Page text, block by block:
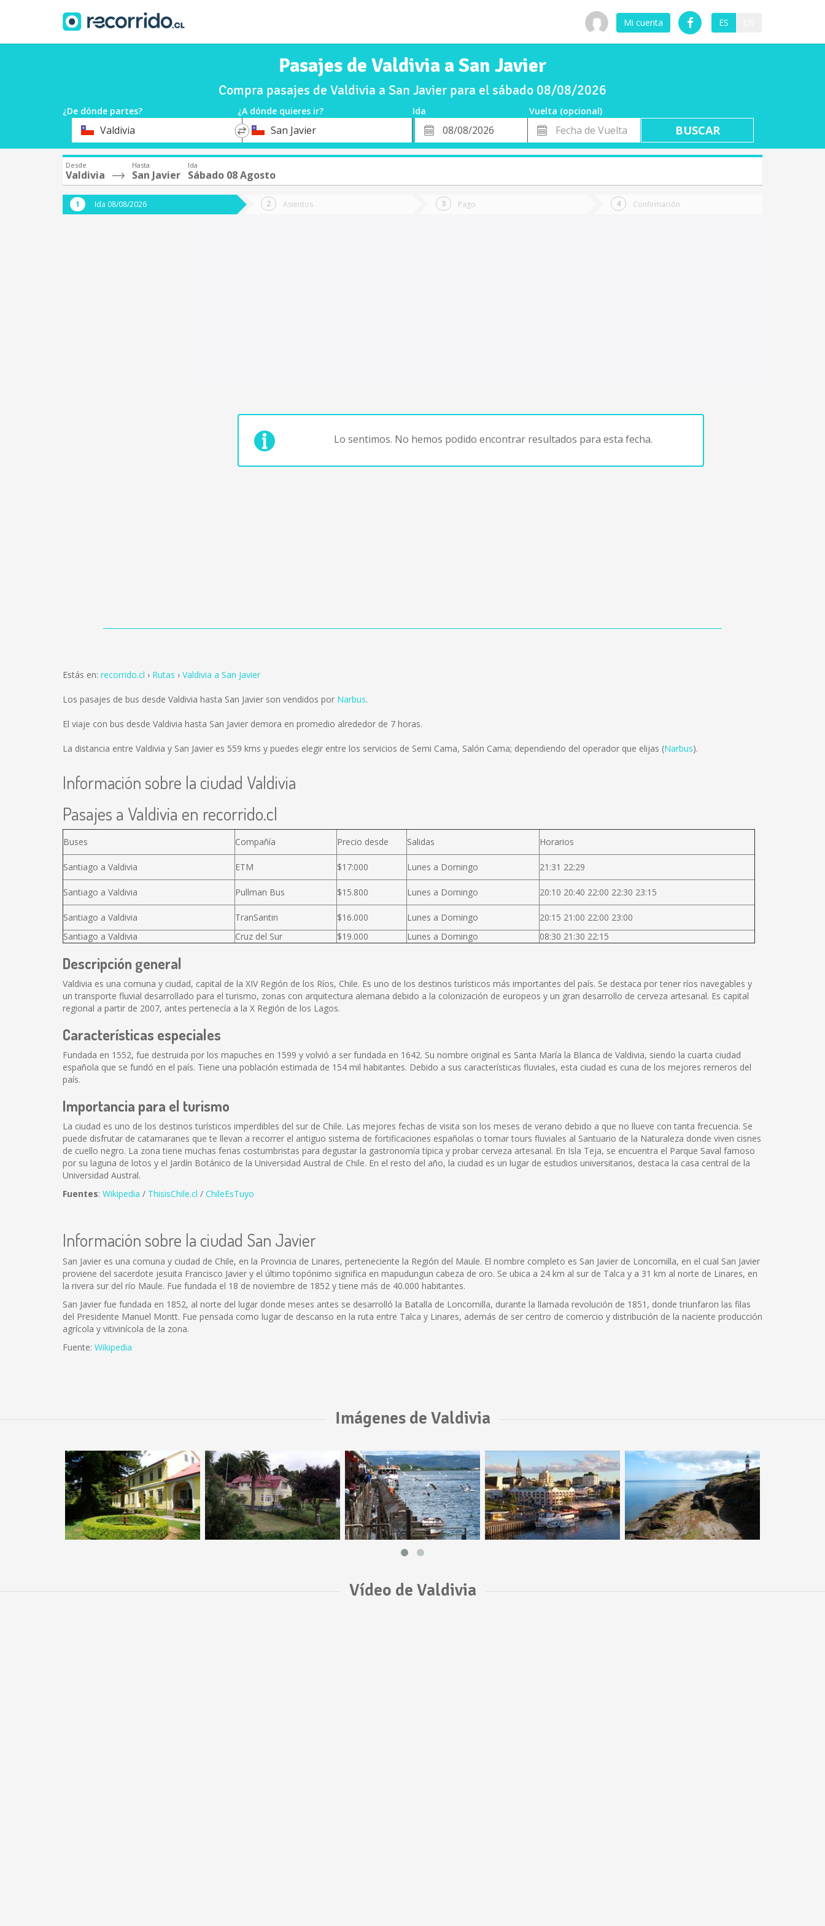
Mi cuenta ES
Pasajes de Valdivia a San Javier
Compra pasajes de Valdivia a San Javier para el sábado 08/08/2026
¿De dónde partes? ¿A dónde quieres ir? Ida
Vuelta (opcional)
Origen Valdivia
*
DestinoSan Javier
Fecha
de
Fecha
de
Vuelta
Desde
Valdivia
Hasta
San Javier
Ida
Sábado 08 Agosto
Ida 08/08/2026 Asientos Pago Confirmación
Lo sentimos. No hemos podido encontrar resultados para esta fecha.
Estás en: recorrido.cl Rutas Valdivia a San Javier
Los pasajes de bus desde Valdivia hasta San Javier son vendidos por Narbus.
El viaje con bus desde Valdivia hasta San Javier demora en promedio alrededor de 7 horas.
La distancia entre Valdivia y San Javier es 559 kms y puedes elegir entre los servicios de Semi Cama, Salón Cama; dependiendo del operador que elijas (Narbus).
Información sobre la ciudad Valdivia
Pasajes a Valdivia en recorrido.cl
Buses Compañía Precio desde Salidas Horarios
Santiago a Valdivia ETM $17:000 Lunes a Domingo 21:31 22:29
Santiago a Valdivia Pullman Bus $15.800 Lunes a Domingo 20:10 20:40 22:00 22:30 23:15
Santiago a Valdivia TranSantin $16.000 Lunes a Domingo
20:15 21:00 22:00 23:00
Santiago a Valdivia
Cruz del Sur $19.000 Lunes a Domingo 08:30 21:30 22:15
Descripción general
Valdivia es una comuna y ciudad, capital de la XIV Región de los Ríos, Chile. Es uno de los destinos turísticos más importantes del país. Se destaca por tener ríos navegables y
un transporte fluvial desarrollado para el turismo, zonas con arquitectura alemana debido a la colonización de europeos y un gran desarrollo de cerveza artesanal. Es capital
regional a partir de 2007, antes pertenecía a la X Región de los Lagos.
Características especiales
Fundada en 1552, fue destruida por los mapuches en 1599 y volvió a ser fundada en 1642. Su nombre original es Santa María la Blanca de Valdivia, siendo la cuarta ciudad
española que se fundó en el país. Tiene una población estimada de 154 mil habitantes. Debido a sus características fluviales, esta ciudad es cuna de los mejores remeros del
país.
Importancia para el turismo
La ciudad es uno de los destinos turísticos imperdibles del sur de Chile. Las mejores fechas de visita son los meses de verano debido a que no llueve con tanta frecuencia. Se
puede disfrutar de catamaranes que te llevan a recorrer el antiguo sistema de fortificaciones españolas o tomar tours fluviales al Santuario de la Naturaleza donde viven cisnes
de cuello negro. La zona tiene muchas ferias costumbristas para degustar la gastronomía típica y probar cerveza artesanal. En Isla Teja, se encuentra el Parque Saval famoso
por su laguna de lotos y el Jardín Botánico de la Universidad Austral de Chile. En el resto del año, la ciudad es un lugar de estudios universitarios, destaca la casa central de la
Universidad Austral.
Fuentes: Wikipedia / ThisisChile.cl / ChileEsTuyo
Información sobre la ciudad San Javier
San Javier es una comuna y ciudad de Chile, en la Provincia de Linares, perteneciente la Región del Maule. El nombre completo es San Javier de Loncomilla, en el cual San Javier
proviene del sacerdote jesuita Francisco Javier y el último topónimo significa en mapudungun cabeza de oro. Se ubica a 24 km al sur de Talca y a 31 km al norte de Linares, en
la rivera sur del río Maule. Fue fundada el 18 de noviembre de 1852 y tiene más de 40.000 habitantes.
San Javier fue fundada en 1852, al norte del lugar donde meses antes se desarrolló la Batalla de Loncomilla, durante la llamada revolución de 1851, donde triunfaron las filas
del Presidente Manuel Montt. Fue pensada como lugar de descanso en la ruta entre Talca y Linares, además de ser centro de comercio y distribución de la naciente producción
agrícola y vitivinícola de la zona.
Fuente: Wikipedia
Imágenes de Valdivia
Vídeo de Valdivia